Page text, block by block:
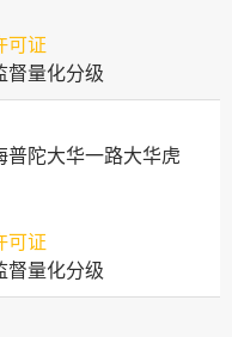
可证
督量化分级
普陀大华一路大华虎
可证
督量化分级